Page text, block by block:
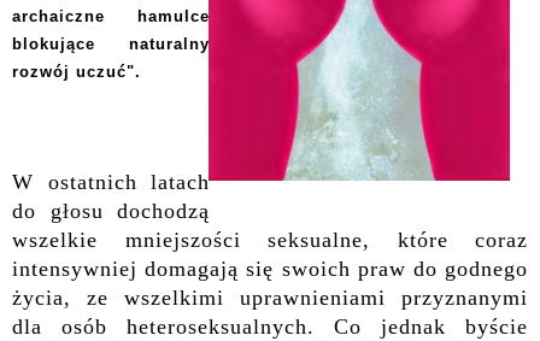
archaiczne hamulce
blokujące naturalny
rozwój uczuć".
W ostatnich latach
do głosu dochodzą
wszelkie
mniejszości seksualne, które coraz
intensywniej domagają się swoich praw do godnego
życia, ze wszelkimi uprawnieniami przyznanymi
dla osób heteroseksualnych. Co jednak byście